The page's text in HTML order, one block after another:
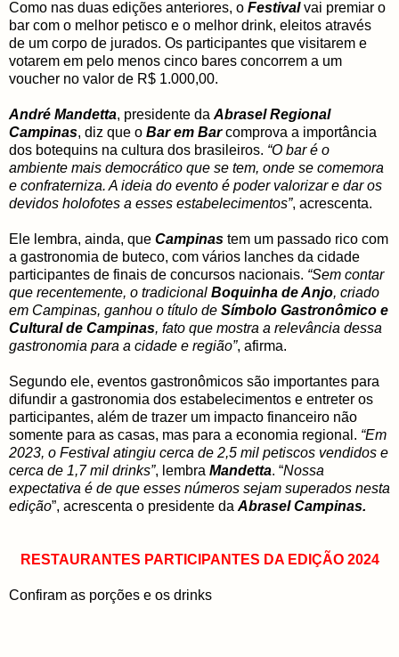
Como nas duas edições anteriores, o Festivalvai premiar o
bar com o melhor petisco e o melhor drink, eleitos através
de um corpo de jurados. Os participantes que visitarem e
votarem em pelo menos cinco bares concorrem a um
voucher no valor de R$ 1.000,00.
André Mandetta, presidente da Abrasel Regional
Campinas, diz que o Bar em Barcomprova a importância
dos botequins na cultura dos brasileiros. “O bar é o
ambiente mais democrático que se tem, onde se comemora
e confraterniza. A ideia do evento é poder valorizar e dar os
devidos holofotes a esses estabelecimentos”, acrescenta.
Ele lembra, ainda, que Campinas tem um passado rico com
a gastronomia de buteco, com vários lanches da cidade
participantes de finais de concursos nacionais. “Sem contar
que recentemente, o tradicional Boquinha de Anjo, criado
em Campinas, ganhou o título de Símbolo Gastronômico e
Cultural de Campinas, fato que mostra a relevância dessa
gastronomia para a cidade e região”, afirma.
Segundo ele, eventos gastronômicos são importantes para
difundir a gastronomia dos estabelecimentos e entreter os
participantes, além de trazer um impacto financeiro não
somente para as casas, mas para a economia regional. “Em
2023, o Festival atingiu cerca de 2,5 mil petiscos vendidos e
cerca de 1,7 mil drinks”, lembra Mandetta. “Nossa
expectativa é de que esses números sejam superados nesta
edição”, acrescenta o presidente da Abrasel Campinas.
RESTAURANTES PARTICIPANTES DA EDIÇÃO 2024
Confiram as porções e os drinks